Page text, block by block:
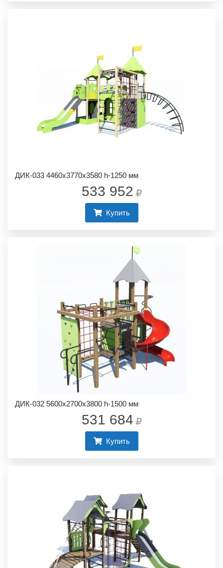
ДИК-033 4460х3770х3580 h-1250 мм
533 952
Купить
ДИК-032 5600х2700х3800 h-1500 мм
531 684
Купить